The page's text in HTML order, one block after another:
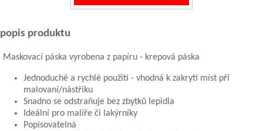
popis produktu
Maskovací páska vyrobena z papíru - krepová páska
Jednoduché a rychlé použití - vhodná k zakrytí míst při
malovaní/nástřiku
Snadno se odstraňuje bez zbytků lepidla
Ideální pro malíře či lakýrníky
Popisovatelná